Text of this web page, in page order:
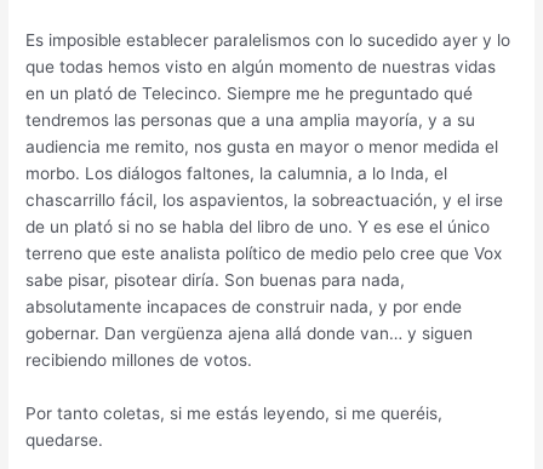
Es imposible establecer paralelismos con lo sucedido ayer y lo
que todas hemos visto en algún momento de nuestras vidas
en un plató de Telecinco. Siempre me he preguntado qué
tendremos las personas que a una amplia mayoría, y a su
audiencia me remito, nos gusta en mayor o menor medida el
morbo. Los diálogos faltones, la calumnia, a lo Inda, el
chascarrillo fácil, los aspavientos, la sobreactuación, y el irse
de un plató si no se habla del libro de uno. Y es ese el único
terreno que este analista político de medio pelo cree que Vox
sabe pisar, pisotear diría. Son buenas para nada,
absolutamente incapaces de construir nada, y por ende
gobernar. Dan vergüenza ajena allá donde van… y siguen
recibiendo millones de votos.
Por tanto coletas, si me estás leyendo, si me queréis,
quedarse.